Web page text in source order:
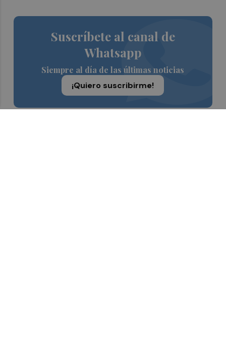
Suscríbete al canal de
Whatsapp
Siempre al día de las últimas noticias
¡Quiero suscribirme!